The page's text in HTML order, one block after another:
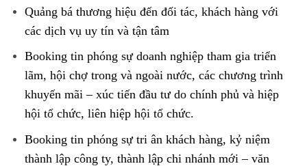
Quảng bá thương hiệu đến đối tác, khách hàng với
các dịch vụ uy tín và tận tâm
Booking tin phóng sự doanh nghiệp tham gia triển
lãm, hội chợ trong và ngoài nước, các chương trình
khuyến mãi – xúc tiến đầu tư do chính phủ và hiệp
hội tổ chức, liên hiệp hội tổ chức.
Booking tin phóng sự tri ân khách hàng, kỷ niệm
thành lập công ty, thành lập chi nhánh mới – văn